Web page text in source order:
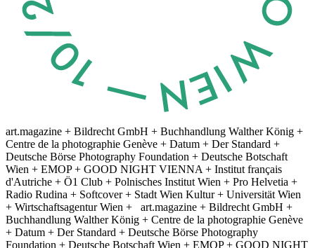
art.magazine + Bildrecht GmbH + Buchhandlung Walther König +
Centre de la photographie Genève + Datum + Der Standard +
Deutsche Börse Photography Foundation + Deutsche Botschaft
Wien + EMOP + GOOD NIGHT VIENNA + Institut français
d'Autriche + Ö1 Club + Polnisches Institut Wien + Pro Helvetia +
Radio Rudina + Softcover + Stadt Wien Kultur + Universität Wien
+ Wirtschaftsagentur Wien +
art.magazine + Bildrecht GmbH +
Buchhandlung Walther König + Centre de la photographie Genève
+ Datum + Der Standard + Deutsche Börse Photography
Foundation + Deutsche Botschaft Wien + EMOP + GOOD NIGHT